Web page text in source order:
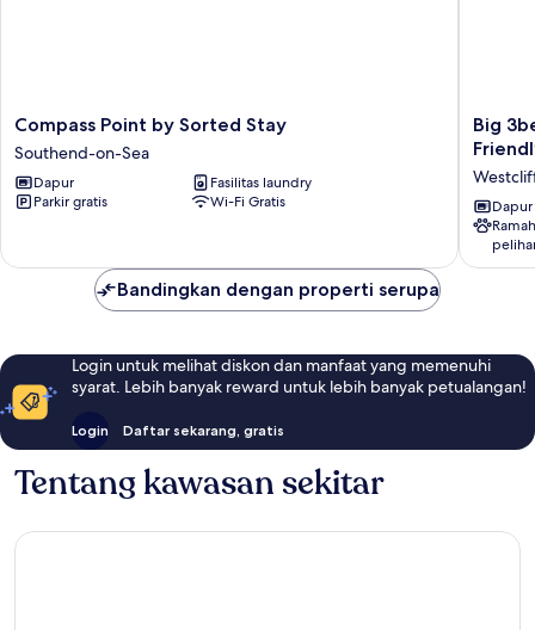
Compass
Point
by
Sorted
Stay
Sea
Compass Point by Sorted Stay
Southend-on-Sea
Dapur
Fasilitas laundry
Parkir gratis
Wi-Fi Gratis
Big
3bed
House
Tropical
Oasis
Pet
Friendly!
Big
Dapur
Bandingkan dengan properti serupa
Login untuk melihat diskon dan manfaat yang memenuhi
syarat. Lebih banyak reward untuk lebih banyak petualangan!
Login Daftar sekarang, gratis
Tentang kawasan sekitar